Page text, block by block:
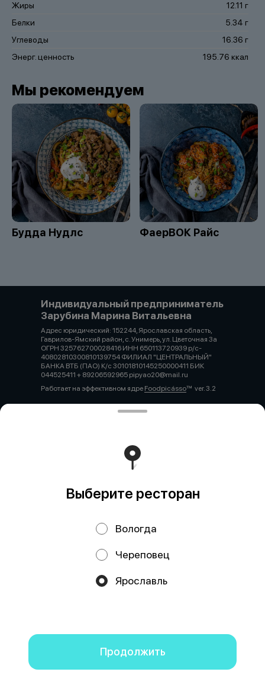
аналитических сервисов согласно нашейполитике
конфиденциальности
Жиры
12.11 г
Белки
5.34 г
Углеводы
16.36 г
Энерг. ценность
195.76 ккал
Мы рекомендуем
Будда Нудлс ФаерВОК Райс
Индивидуальный предприниматель
Зарубина Марина Витальевна
Адрес юридический: 152244, Ярославская область,
Гаврилов-Ямский район, с. Унимерь, ул. Цветочная 3а
ОГРН 325762700028416 ИНН 650113720939 р/с-
40802810300810139754 ФИЛИАЛ "ЦЕНТРАЛЬНЫЙ"
БАНКА ВТБ (ПАО) К/с 30101810145250000411 БИК
044525411 + 89206592965 pipyao20@mail.ru
Работает на эффективном ядре Foodpicássover. 3.2
Политика конфиденциальности
Публичная оферта
Выберите ресторан
Вологда
Череповец
Ярославль